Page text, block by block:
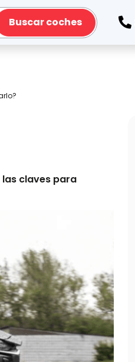
Buscar coches
claves para